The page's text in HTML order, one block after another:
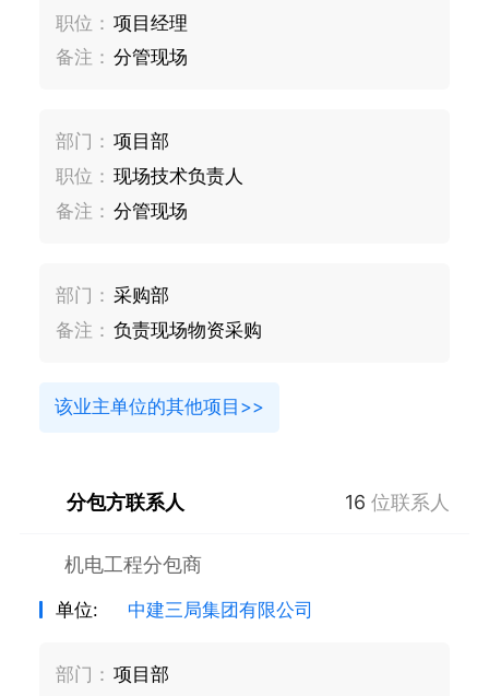
职位： 项目经理
备注： 分管现场
部门： 项目部
职位： 现场技术负责人
备注： 分管现场
部门： 采购部
备注： 负责现场物资采购
该业主单位的其他项目>>
分包方联系人 16 位联系人
机电工程分包商
单位: 中建三局集团有限公司
部门： 项目部